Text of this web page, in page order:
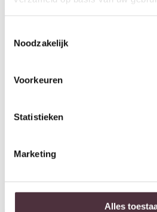
Noodzakelijk
Voorkeuren
Statistieken
Marketing
Alles
Bruin Mangohout 165 cm
€649,00